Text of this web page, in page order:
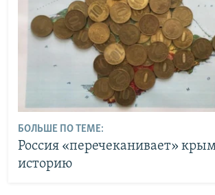
БОЛЬШЕ ПО ТЕМЕ:
Россия «перечеканивает»
историю